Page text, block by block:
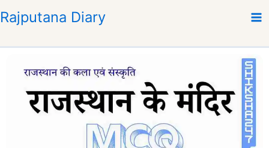
k
p
Rajputana Diary